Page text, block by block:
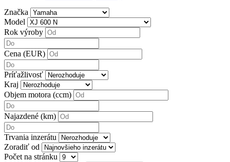
Značka
Model
Rok výroby
Cena (EUR)
Príťažlivosť
Kraj
Objem motora (ccm)
Najazdené (km)
Trvania inzerátu
Zoradiť od
Počet na stránku